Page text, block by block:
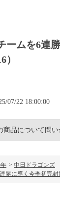
ームを6連
）
07/22 18:00:00
商品について問い
> 中日ドラゴンズ
勝に導く今季初完封